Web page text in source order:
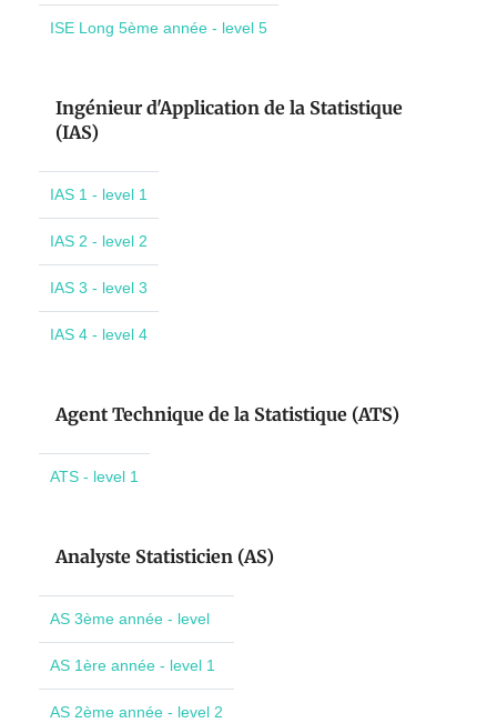
ISE Long 5ème année - level 5
Ingénieur d'Application de la Statistique
(IAS)
IAS 1 - level 1
IAS 2 - level 2
IAS 3 - level 3
IAS 4 - level 4
Agent Technique de la Statistique (ATS)
ATS - level 1
Analyste Statisticien (AS)
AS 3ème année - level
AS 1ère année - level 1
AS 2ème année - level 2